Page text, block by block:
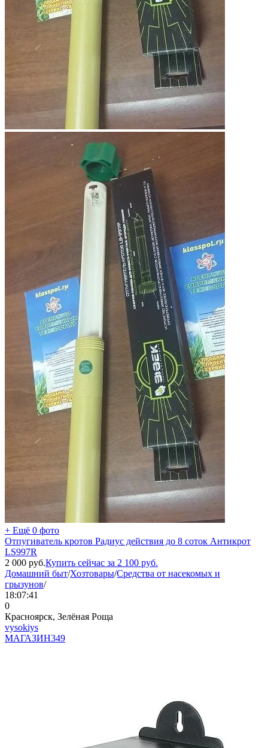
+ Ещё 0 фото
Отпугиватель кротов Радиус действия до 8 соток Антикрот
LS997R
2 000 руб.Купить сейчас за 2 100 руб.
Домашний быт/Хозтовары/Средства от насекомых и
грызунов/
18:07:41
0
Красноярск, Зелёная Роща
vysokiys
МАГАЗИН349